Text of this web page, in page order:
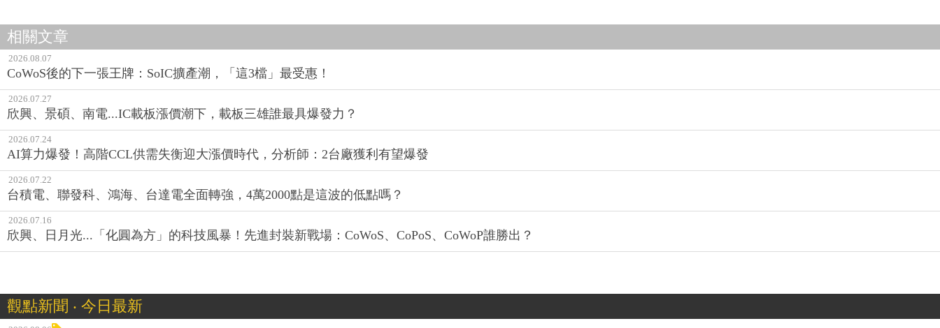
相關文章
2026.08.07
CoWoS後的下一張王牌：SoIC擴產潮，「這3檔」最受惠！
2026.07.27
欣興、景碩、南電...IC載板漲價潮下，載板三雄誰最具爆發力？
2026.07.24
AI算力爆發！高階CCL供需失衡迎大漲價時代，分析師：2台廠獲利有望爆發
2026.07.22
台積電、聯發科、鴻海、台達電全面轉強，4萬2000點是這波的低點嗎？
2026.07.16
欣興、日月光...「化圓為方」的科技風暴！先進封裝新戰場：CoWoS、CoPoS、CoWoP誰勝出？
觀點新聞 ‧ 今日最新